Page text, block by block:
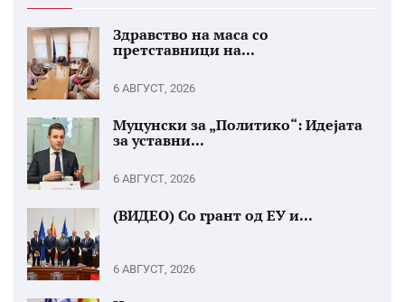
Здравство на маса со
претставници на...
6 АВГУСТ, 2026
Муцунски за „Политико“: Идејата
за уставни...
6 АВГУСТ, 2026
(ВИДЕО) Со грант од ЕУ и...
6 АВГУСТ, 2026